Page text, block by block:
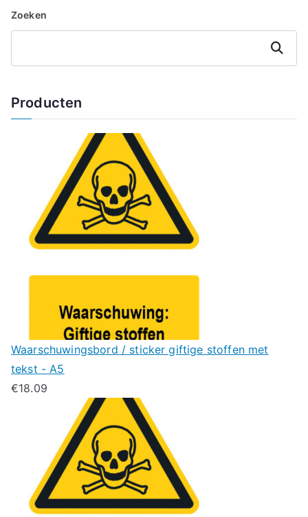
Zoeken
Zoeken
Producten
Waarschuwingsbord / sticker giftige stoffen met
tekst - A5
€18.09